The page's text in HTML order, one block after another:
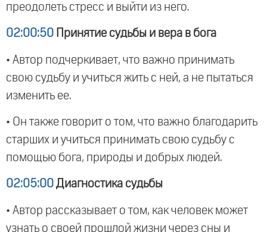
преодолеть стресс и выйти из него.
02:00:50 Принятие судьбы и вера в бога
• Автор подчеркивает, что важно принимать
свою судьбу и учиться жить с ней, а не пытаться
изменить ее.
• Он также говорит о том, что важно благодарить
старших и учиться принимать свою судьбу с
помощью бога, природы и добрых людей.
02:05:00 Диагностика судьбы
• Автор рассказывает о том, как человек может
узнать о своей прошлой жизни через сны и